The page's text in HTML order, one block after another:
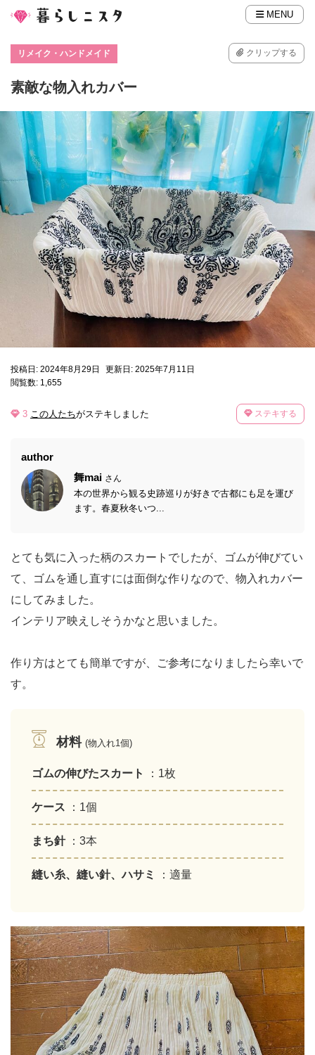
MENU
リメイク・ハンドメイド クリップする
素敵な物入れカバー
投稿日: 2024年8月29日
更新日: 2025年7月11日
閲覧数: 1,655
3 この人たちがステキしました ステキする
author
舞mai さん
本の世界から観る史跡巡りが好きで古都にも足を運び
ます。春夏秋冬いつ...
とても気に入った柄のスカートでしたが、ゴムが伸びてい
て、ゴムを通し直すには面倒な作りなので、物入れカバー
にしてみました。
インテリア映えしそうかなと思いました。
作り方はとても簡単ですが、ご参考になりましたら幸いで
す。
材料 (物入れ1個)
ゴムの伸びたスカート ：1枚
ケース ：1個
まち針 ：3本
縫い糸、縫い針、ハサミ ：適量